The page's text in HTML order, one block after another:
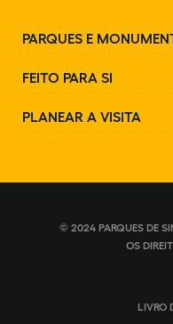
PARQUES E
FEITO PARA SI
PLANEAR A VISITA
© 2024 PARQUES DE
OS
LIVRO